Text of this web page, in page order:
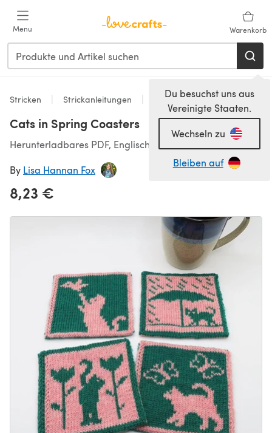
Menu Warenkorb
Du besuchst uns aus
Vereinigte Staaten.
Wechseln zu
Bleiben auf
Stricken Strickanleitungen Table Setting
Cats in Spring Coasters
Herunterladbares PDF, Englisch
By Lisa Hannan Fox
8,23 €